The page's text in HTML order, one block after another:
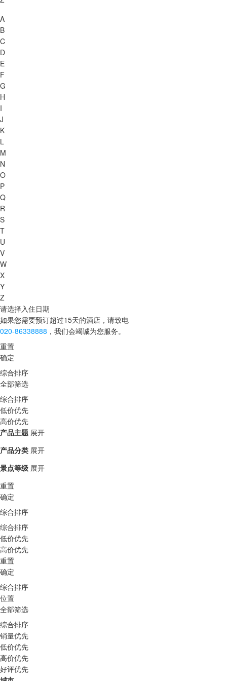
A
B
C
D
E
F
G
H
I
J
K
L
M
N
O
P
Q
R
S
T
U
V
W
X
Y
Z
请选择入住日期
如果您需要预订超过15天的酒店，请致电
020-86338888 ，我们会竭诚为您服务。
重置
确定
综合排序
全部筛选
综合排序
低价优先
高价优先
产品主题 展开
产品分类 展开
景点等级 展开
重置
确定
综合排序
综合排序
低价优先
高价优先
重置
确定
综合排序
位置
全部筛选
综合排序
销量优先
低价优先
高价优先
好评优先